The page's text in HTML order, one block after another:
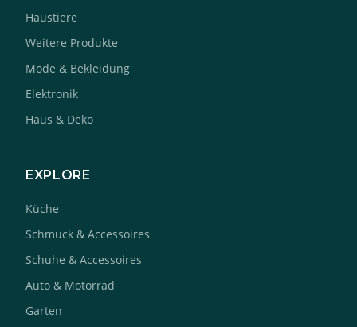
Haustiere
Weitere Produkte
Mode & Bekleidung
Elektronik
Haus & Deko
EXPLORE
Küche
Schmuck & Accessoires
Schuhe & Accessoires
Auto & Motorrad
Garten